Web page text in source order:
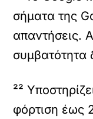
σήματα της
απαντήσεις.
συμβατότητα
²²
φόρτιση έως